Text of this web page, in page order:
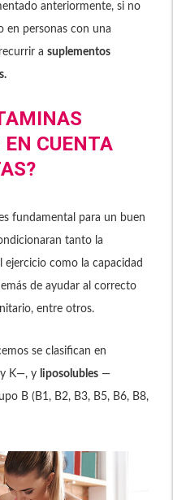
anteriormente, si no
en personas con una
a suplementos
CUENTA
fundamental para un buen
tanto la
ejercicio como la capacidad
de ayudar al correcto
entre otros.
se clasifican en
K—, y liposolubles —
B (B1, B2, B3, B5, B6, B8,